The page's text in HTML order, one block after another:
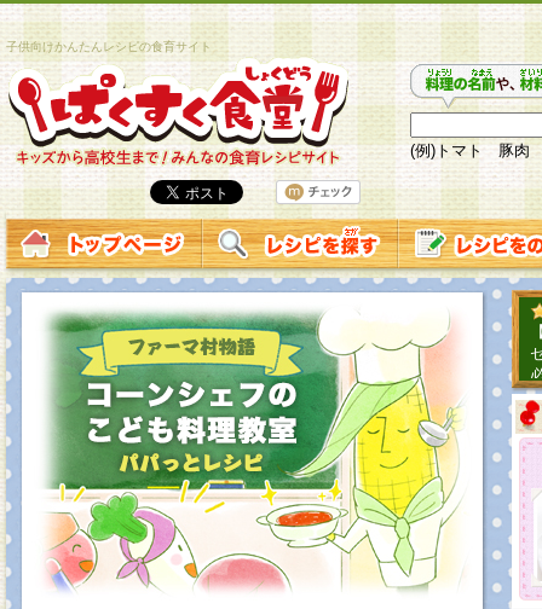
子供向けかんたんレシピの食育サイト
(例)トマト 豚肉